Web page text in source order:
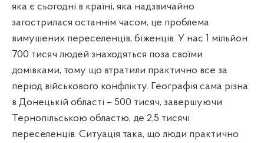
яка є сьогодні в країні, яка надзвичайно
загострилася останнім часом, це проблема
вимушених переселенців, біженців. У нас 1 мільйон
700 тисяч людей знаходяться поза своїми
домівками, тому що втратили практично все за
період військового конфлікту. Географія сама різна:
в Донецькій області – 500 тисяч, завершуючи
Тернопільською областю, де 2,5 тисячі
переселенців. Ситуація така, що люди практично